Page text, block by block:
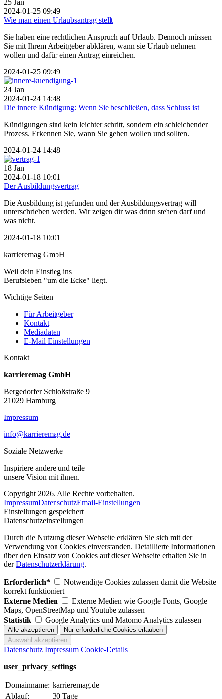
25 Jan
2024-01-25 09:49
Wie man einen Urlaubsantrag stellt
Sie haben eine rechtlichen Anspruch auf Urlaub. Dennoch müssen
Sie mit Ihrem Arbeitgeber abklären, wann sie Urlaub nehmen
wollen und dafür einen Antrag einreichen.
2024-01-25 09:49
24 Jan
2024-01-24 14:48
Die innere Kündigung: Wenn Sie beschließen, dass Schluss ist
Kündigungen sind kein leichter schritt, sondern ein schleichender
Prozess. Erkennen Sie, wann Sie gehen wollen und sollten.
2024-01-24 14:48
18 Jan
2024-01-18 10:01
Der Ausbildungsvertrag
Die Ausbildung ist gefunden und der Ausbildungsvertrag will
unterschrieben werden. Wir zeigen dir was drinn stehen darf und
was nicht.
2024-01-18 10:01
karrieremag GmbH
Weil dein Einstieg ins
Berufsleben "um die Ecke" liegt.
Wichtige Seiten
Für Arbeitgeber
Kontakt
Mediadaten
E-Mail Einstellungen
Kontakt
karrieremag GmbH
Bergedorfer Schloßstraße 9
21029 Hamburg
Impressum
info@karrieremag.de
Soziale Netzwerke
Inspiriere andere und teile
unsere Vision mit ihnen.
Copyright 2026. Alle Rechte vorbehalten.
ImpressumDatenschutzEmail-Einstellungen
Einstellungen gespeichert
Datenschutzeinstellungen
Durch die Nutzung dieser Webseite erklären Sie sich mit der
Verwendung von Cookies einverstanden. Detaillierte Informationen
über den Einsatz von Cookies auf dieser Webseite erhalten Sie in
derDatenschutzerklärung.
Erforderlich*
Notwendige Cookies zulassen damit die Website
korrekt funktioniert
Externe Medien
Externe Medien wie Google Fonts, Google
Maps, OpenStreetMap und Youtube zulassen
Statistik
Google Analytics und Matomo Analytics zulassen
Datenschutz Impressum Cookie-Details
user_privacy_settings
Domainname: karrieremag.de
Ablauf:
30 Tage